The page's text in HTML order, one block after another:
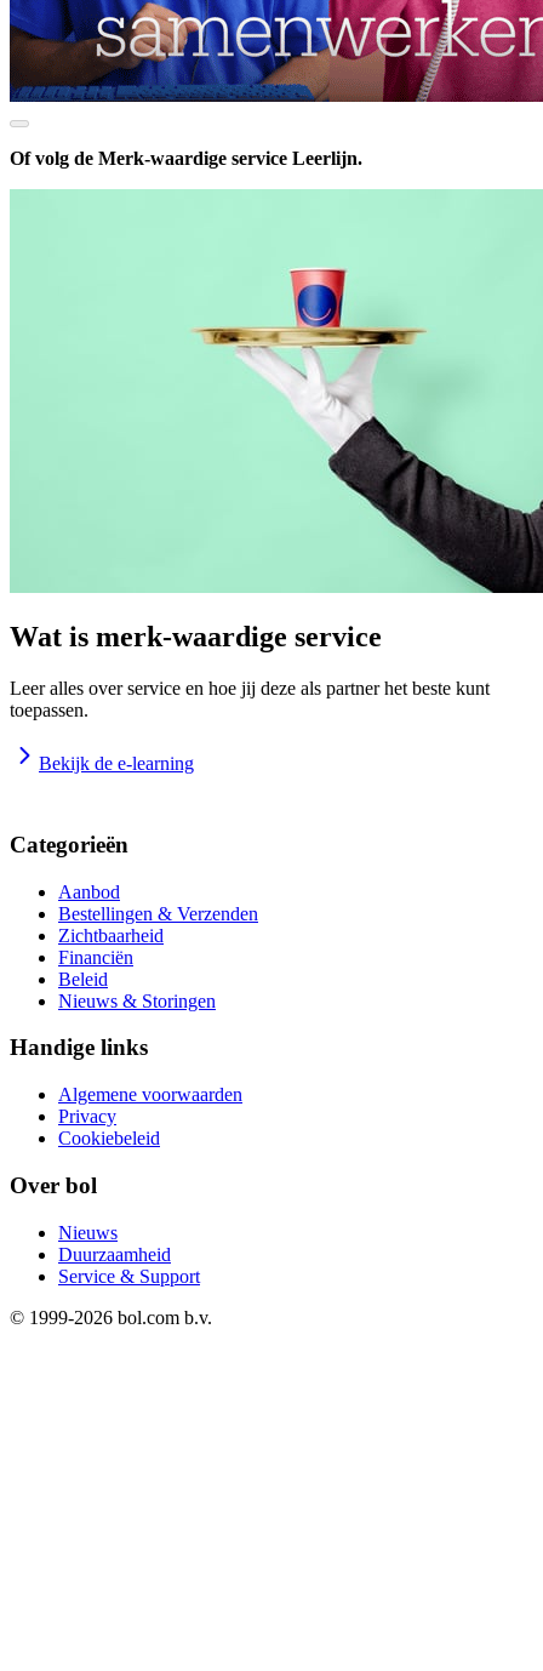
Of volg de Merk-waardige service Leerlijn.
Wat is merk-waardige service
Leer alles over service en hoe jij deze als partner het beste kunt
toepassen.
Bekijk de e-learning
Categorieën
Aanbod
Bestellingen & Verzenden
Zichtbaarheid
Financiën
Beleid
Nieuws & Storingen
Handige links
Algemene voorwaarden
Privacy
Cookiebeleid
Over bol
Nieuws
Duurzaamheid
Service & Support
© 1999-2026 bol.com b.v.